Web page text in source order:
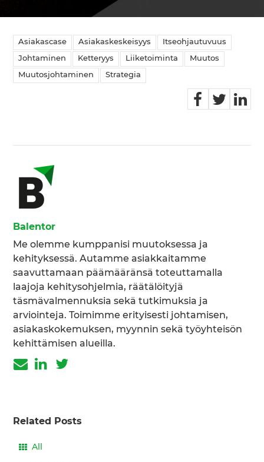
Asiakascase Asiakaskeskeisyys Itseohjautuvuus
Johtaminen Ketteryys Liiketoiminta Muutos
Muutosjohtaminen Strategia
Balentor
Me olemme kumppanisi muutoksessa ja
kehityksessä. Autamme asiakkaitamme
saavuttamaan päämääränsä toteuttamalla
laajoja kehitysohjelmia, räätälöityjä
täsmävalmennuksia sekä tutkimuksia ja
arviointeja. Toimimme erityisesti johtamisen,
asiakaskokemuksen, myynnin sekä työyhteisön
kehittämisen alueilla.
Related Posts
All